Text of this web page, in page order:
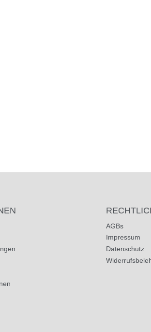
AGBs
Impressum
Datenschutz